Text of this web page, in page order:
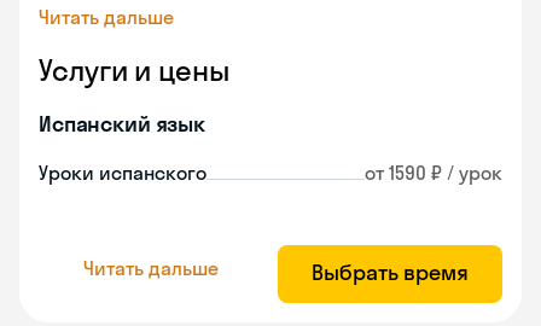
Читать дальше
Услуги и цены
Испанский язык
Уроки испанского от 1590 ₽ / урок
Читать дальше Выбрать время